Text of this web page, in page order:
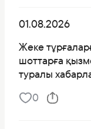
01.08.2026
Жеке
шоттарға
туралы
0